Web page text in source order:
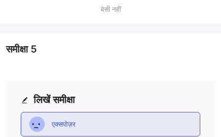
when it comes to risk management.
बेसी नहीं
लिखें समीक्षा
एक्सपोज़र
समीक्षा5